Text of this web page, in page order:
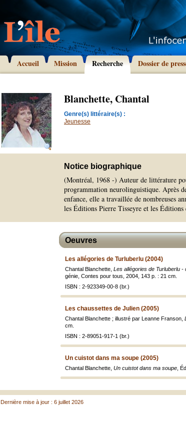
Accueil Mission Recherche Dossier de
Blanchette, Chantal
Genre(s) littéraire(s) :
Jeunesse
Notice biographique
(Montréal, 1968 -) Auteur de littérature
programmation neurolinguistique. Après
enfance, elle a travaillée de nombreuses
les Éditions Pierre Tisseyre et les Éditions
Oeuvres
Les allégories de Turluberlu (2004)
Chantal Blanchette, Les allégories de Turluberlu
génie, Contes pour tous, 2004, 143 p. : 21 cm.
ISBN : 2-923349-00-8 (br.)
Les chaussettes de Julien (2005)
Chantal Blanchette ; illustré par Leanne Franson,
cm.
ISBN : 2-89051-917-1 (br.)
Un cuistot dans ma soupe (2005)
Chantal Blanchette, Un cuistot dans ma soupe ,
Dernière mise à jour : 6 juillet 2026